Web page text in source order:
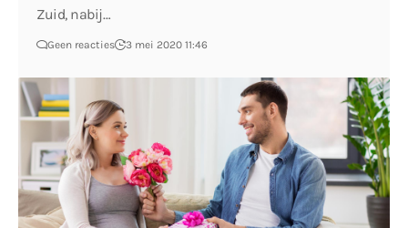
Zuid, nabij…
Geen reacties 3 mei 2020 11:46